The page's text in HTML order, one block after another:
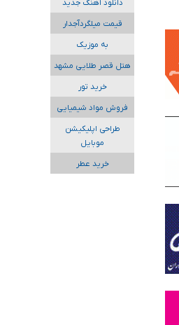
دانلود آهنگ جدید
قیمت میلگردآجدار
به موزیک
هتل قصر طلایی مشهد
خرید تور
فروش مواد شیمیایی
طراحی اپلیکیشن
موبایل
خرید عطر